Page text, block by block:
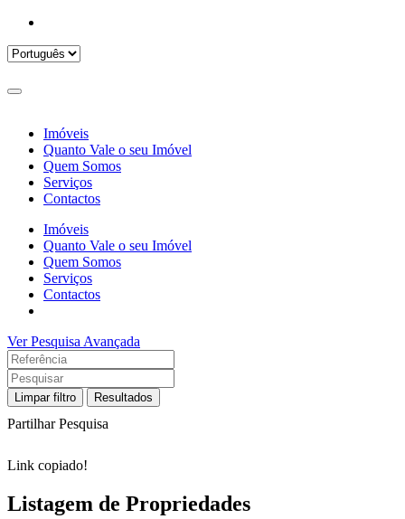
Imóveis
Quanto Vale o seu Imóvel
Quem Somos
Serviços
Contactos
Imóveis
Quanto Vale o seu Imóvel
Quem Somos
Serviços
Contactos
Ver Pesquisa Avançada
Limpar filtro Resultados
Partilhar Pesquisa
Link copiado!
Listagem de Propriedades